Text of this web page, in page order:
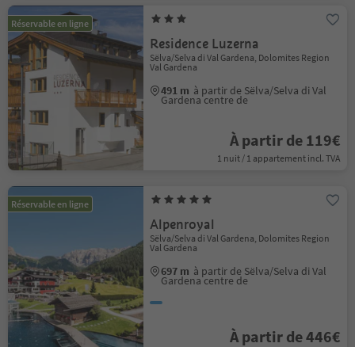
Réservable en ligne
Residence Luzerna
Sëlva/Selva di Val Gardena, Dolomites Region
Val Gardena
491 m à partir de Sëlva/Selva di Val
Gardena centre de
À partir de 119€
1 nuit / 1 appartement incl. TVA
Réservable en ligne
Alpenroyal
Sëlva/Selva di Val Gardena, Dolomites Region
Val Gardena
697 m à partir de Sëlva/Selva di Val
Gardena centre de
À partir de 446€